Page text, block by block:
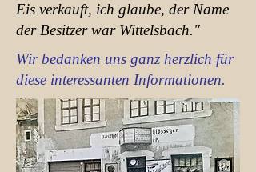
Eis verkauft, ich glaube, der Name
der Besitzer war Wittelsbach."
Wir bedanken uns ganz herzlich für
diese interessanten Informationen.